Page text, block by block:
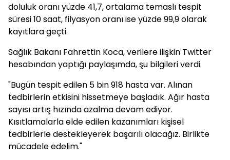
doluluk oranı yüzde 41,7, ortalama temaslı tespit
süresi 10 saat, filyasyon oranı ise yüzde 99,9 olarak
kayıtlara geçti.
Sağlık Bakanı Fahrettin Koca, verilere ilişkin Twitter
hesabından yaptığı paylaşımda, şu bilgileri verdi.
"Bugün tespit edilen 5 bin 918 hasta var. Alınan
tedbirlerin etkisini hissetmeye başladık. Ağır hasta
sayısı artış hızında azalma devam ediyor.
Kısıtlamalarla elde edilen kazanımları kişisel
tedbirlerle destekleyerek başarılı olacağız. Birlikte
mücadele edelim."